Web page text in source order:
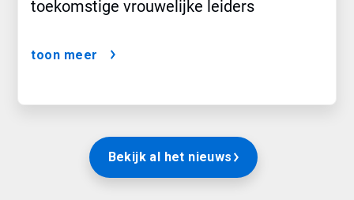
toekomstige vrouwelijke leiders
toon meer
Bekijk al het nieuws